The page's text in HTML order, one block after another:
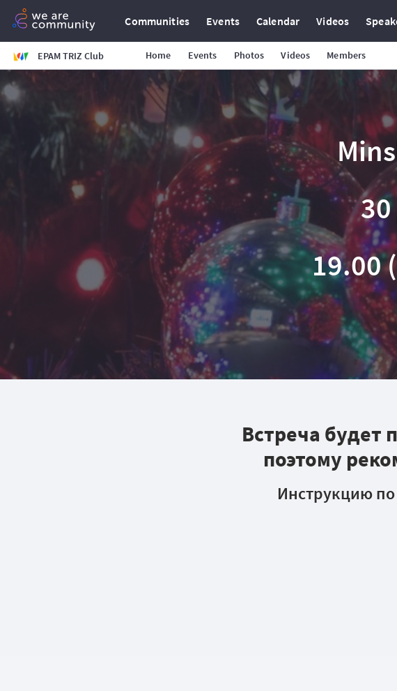
Communities Events Calendar Videos
EPAM TRIZ Club Home Events Photos Videos Members
19.00
Встреча будет
поэтому
Инструкцию